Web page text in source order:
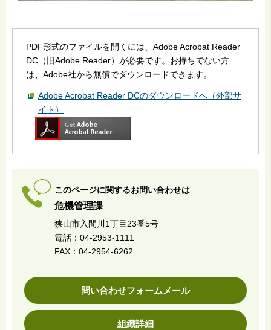
PDF形式のファイルを開くには、Adobe Acrobat Reader
DC（旧Adobe Reader）が必要です。お持ちでない方
は、Adobe社から無償でダウンロードできます。
Adobe Acrobat Reader DCのダウンロードへ（外部サ
イト）
このページに関するお問い合わせは
危機管理課
狭山市入間川1丁目23番5号
電話：04-2953-1111
FAX：04-2954-6262
問い合わせフォームメール
組織詳細